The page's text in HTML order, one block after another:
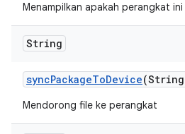
Menampilkan apakah perangkat
String
syncPackageToDevice
Mendorong file ke perangkat